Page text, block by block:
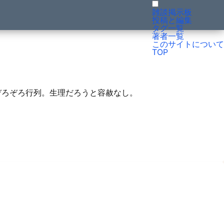
雑談掲示板
投稿と編集
タグ一覧
著者一覧
このサイトについて
TOP
ぞろ行列。生理だろうと容赦なし。